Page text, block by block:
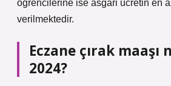
öğrencilerine ise asgari ücretin en
verilmektedir.
Eczane çırak maaşı
2024?